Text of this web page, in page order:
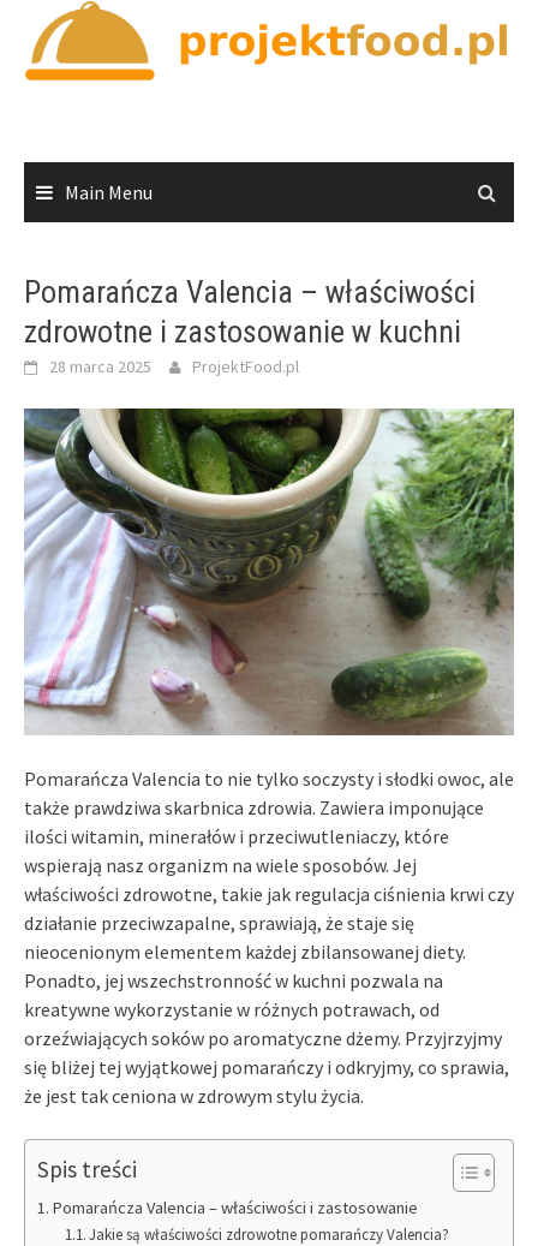
content
Main Menu
Pomarańcza Valencia – właściwości
zdrowotne i zastosowanie w kuchni
28 marca 2025 ProjektFood.pl
Pomarańcza Valencia to nie tylko soczysty i słodki owoc, ale
także prawdziwa skarbnica zdrowia. Zawiera imponujące
ilości witamin, minerałów i przeciwutleniaczy, które
wspierają nasz organizm na wiele sposobów. Jej
właściwości zdrowotne, takie jak regulacja ciśnienia krwi czy
działanie przeciwzapalne, sprawiają, że staje się
nieocenionym elementem każdej zbilansowanej diety.
Ponadto, jej wszechstronność w kuchni pozwala na
kreatywne wykorzystanie w różnych potrawach, od
orzeźwiających soków po aromatyczne dżemy. Przyjrzyjmy
się bliżej tej wyjątkowej pomarańczy i odkryjmy, co sprawia,
że jest tak ceniona w zdrowym stylu życia.
Spis treści
Pomarańcza Valencia – właściwości i zastosowanie
Jakie są właściwości zdrowotne pomarańczy Valencia?